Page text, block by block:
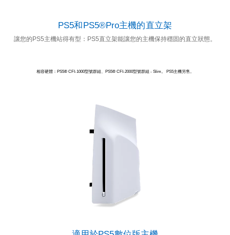
PS5和PS5®Pro主機的直立架
讓您的PS5主機站得有型：PS5直立架能讓您的主機保持穩固的直立狀態。
相容硬體：PS5® CFI-1000型號群組、PS5® CFI-2000型號群組 - Slim。 PS5主機另售。